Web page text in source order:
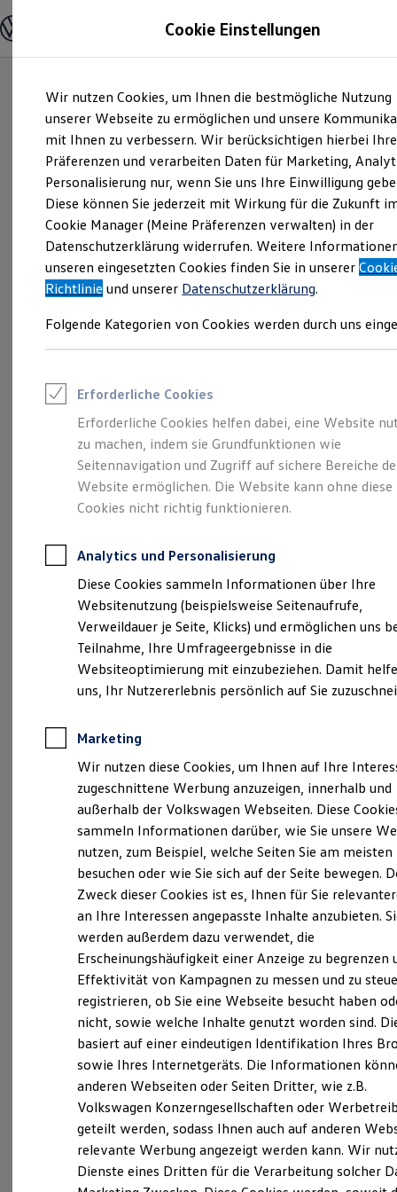
Hauptinhalt
springen
Footer
springen
Modelle und Konfigurator
Modelle vergleichen
Elektroautos
ENERGY Sondermodelle
Nutzfahrzeuge
SUV und CUV
Familienautos
Kombis
Kompaktwagen
Sportwagen
Schnell verfügbare Fahrzeuge
Angebote und Produkte
Aktuelle Angebote
E-Auto-Förderung
Volkswagen Marktplatz
Junge Gebrauchtwagen und Gebrauchtwagen
Saisonangebote
Leasing
Leasing-Angebote
Gebrauchtwagen Leasing
Junge Gebrauchtwagen-Leasing
Elektroauto Leasing
Kleinwagen-Leasing
Leasing ohne Anzahlung
Autokredit mit Schlussrate
Versicherungen und Garantien
Kfz-Versicherung
Restschuldversicherungen
Garantien
Wartungsverträge
Geschäftskunden
Professional Class bei Volkswagen
Großkunden
Behörden
Anpfiff zum Gewinn
Elektroautos
ID. Tutorials
Elektrofahrzeugkonzepte
Reichweite
Reichweite der ID. Modelle
Reichweite im Winter
Laden
Laden unterwegs
Laden Zuhause
Ladezeitensimulator
Batterie
Sicherheit
Garantie und Lebensdauer
Nachhaltigkeit
Technologie
Kosten und Kauf
Verbrauchskosten
Kaufoptionen
E-Auto-Förderung
Software und Konnektivität
Die ID. Software 6
ID. Software Versionen und Updates
Digitale Extras
Schnittstellen zu Ihrem ID.
Die ENERGY
Sondermodelle
Probefahrt vereinbaren
Fahrzeugangebot anfordern
Servicetermin buchen
Serviceanfrage stellen
Cookie Einstellungen
Wir nutzen Cookies, um Ihnen die bestmögliche Nutzung
unserer Webseite zu ermöglichen und unsere
mit Ihnen zu verbessern. Wir berücksichtigen hierbei Ihre
Präferenzen und verarbeiten Daten für Marketing,
Personalisierung nur, wenn Sie uns Ihre Einwilligung
Diese können Sie jederzeit mit Wirkung für die Zukunft
Cookie Manager (Meine Präferenzen verwalten) in der
Datenschutzerklärung widerrufen. Weitere
unseren eingesetzten Cookies finden Sie in unserer
Richtlinie und unserer Datenschutzerklärung.
Folgende Kategorien von Cookies werden durch uns
Erforderliche Cookies
Erforderliche Cookies helfen dabei, eine Website
zu machen, indem sie Grundfunktionen wie
Seitennavigation und Zugriff auf sichere Bereiche
Website ermöglichen. Die Website kann ohne diese
Cookies nicht richtig funktionieren.
Analytics und Personalisierung
Diese Cookies sammeln Informationen über Ihre
Websitenutzung (beispielsweise Seitenaufrufe,
Verweildauer je Seite, Klicks) und ermöglichen uns
Teilnahme, Ihre Umfrageergebnisse in die
Websiteoptimierung mit einzubeziehen. Damit
uns, Ihr Nutzererlebnis persönlich auf Sie
Marketing
Wir nutzen diese Cookies, um Ihnen auf Ihre
zugeschnittene Werbung anzuzeigen, innerhalb und
außerhalb der Volkswagen Webseiten. Diese
sammeln Informationen darüber, wie Sie unsere
nutzen, zum Beispiel, welche Seiten Sie am meisten
besuchen oder wie Sie sich auf der Seite bewegen.
Zweck dieser Cookies ist es, Ihnen für Sie
an Ihre Interessen angepasste Inhalte anzubieten.
werden außerdem dazu verwendet, die
Erscheinungshäufigkeit einer Anzeige zu begrenzen
Effektivität von Kampagnen zu messen und zu
registrieren, ob Sie eine Webseite besucht haben
nicht, sowie welche Inhalte genutzt worden sind.
basiert auf einer eindeutigen Identifikation Ihres
sowie Ihres Internetgeräts. Die Informationen
anderen Webseiten oder Seiten Dritter, wie z.B.
Volkswagen Konzerngesellschaften oder
geteilt werden, sodass Ihnen auch auf anderen
relevante Werbung angezeigt werden kann. Wir
Dienste eines Dritten für die Verarbeitung solcher